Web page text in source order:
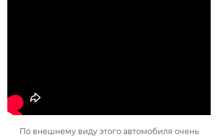
По внешнему виду этого автомобиля очень